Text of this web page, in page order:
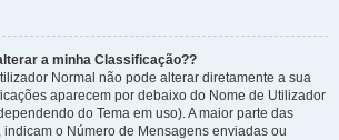
a minha Classificação??
Normal não pode alterar diretamente a sua
aparecem por debaixo do Nome de Utilizador
do Tema em uso). A maior parte das
o Número de Mensagens enviadas ou